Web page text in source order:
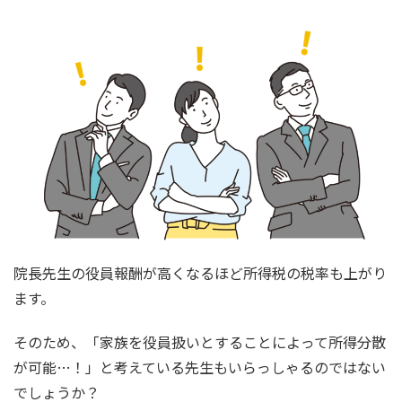
院長先生の役員報酬が高くなるほど所得税の税率も上がり
ます。
そのため、「家族を役員扱いとすることによって所得分散
が可能…！」と考えている先生もいらっしゃるのではない
でしょうか？